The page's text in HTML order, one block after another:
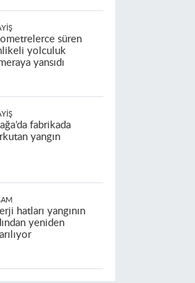
süren
yolculuk
yansıdı
fabrikada
yangın
hatları yangının
yeniden